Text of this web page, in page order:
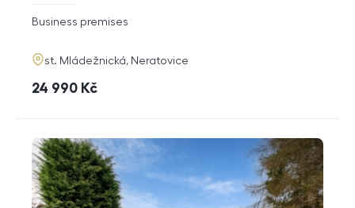
rozměry
disposition
Business premises
adresa
st. Mládežnická, Neratovice
cena
24 990 Kč